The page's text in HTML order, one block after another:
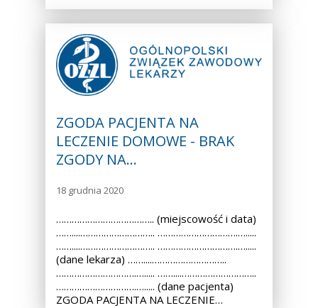
ZGODA PACJENTA NA
LECZENIE DOMOWE - BRAK
ZGODY NA…
18 grudnia 2020
……………………………….. (miejscowość i data)
……....……………………….. ………………………….….....
……....……………………….. ………………………….….....
(dane lekarza) ……....………………………..
………………………….…..... ……....………………………..
………………………….…..... (dane pacjenta)
ZGODA PACJENTA NA LECZENIE…